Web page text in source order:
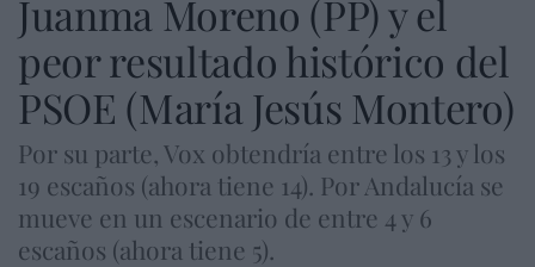
Juanma Moreno (PP) y el
peor resultado histórico del
PSOE (María Jesús Montero)
Por su parte, Vox obtendría entre los 13 y los
19 escaños (ahora tiene 14). Por Andalucía se
mueve en un escenario de entre 4 y 6
escaños (ahora tiene 5).